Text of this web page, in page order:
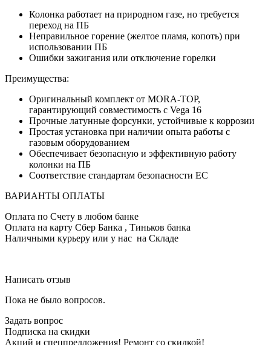
Колонка работает на природном газе, но требуется
переход на ПБ
Неправильное горение (желтое пламя, копоть) при
использовании ПБ
Ошибки зажигания или отключение горелки
Преимущества:
Оригинальный комплект от MORA-TOP,
гарантирующий совместимость с Vega 16
Прочные латунные форсунки, устойчивые к коррозии
Простая установка при наличии опыта работы с
газовым оборудованием
Обеспечивает безопасную и эффективную работу
колонки на ПБ
Соответствие стандартам безопасности ЕС
ВАРИАНТЫ ОПЛАТЫ
Оплата по Счету в любом банке
Оплата на карту Сбер Банка , Тиньков банка
Наличными курьеру или у нас на Складе
Написать отзыв
Пока не было вопросов.
Задать вопрос
Подписка на скидки
Акций и спецпредложения! Ремонт со скидкой!